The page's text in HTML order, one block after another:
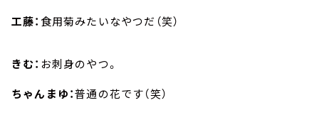
工藤： 食用菊みたいなやつだ（笑）
きむ： お刺身のやつ。
ちゃんまゆ：普通の花です（笑）